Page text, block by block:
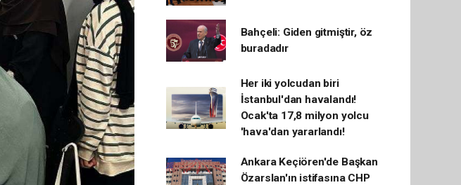
Bahçeli: Giden gitmiştir, öz
buradadır
Her iki yolcudan biri
İstanbul'dan havalandı!
Ocak'ta 17,8 milyon yolcu
'hava'dan yararlandı!
Ankara Keçiören'de Başkan
Özarslan'ın istifasına CHP